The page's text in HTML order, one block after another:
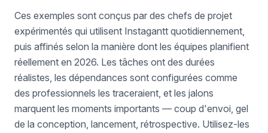
Ces exemples sont conçus par des chefs de projet
expérimentés qui utilisent Instagantt quotidiennement,
puis affinés selon la manière dont les équipes planifient
réellement en 2026. Les tâches ont des durées
réalistes, les dépendances sont configurées comme
des professionnels les traceraient, et les jalons
marquent les moments importants — coup d'envoi, gel
de la conception, lancement, rétrospective. Utilisez-les